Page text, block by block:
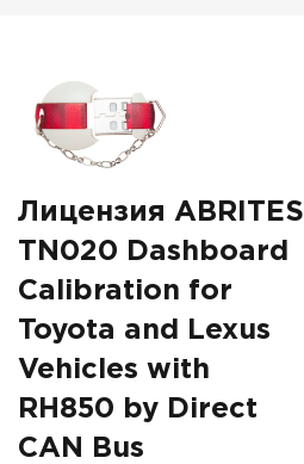
Лицензия ABRITES
TN020 Dashboard
Calibration for
Toyota and Lexus
Vehicles with
RH850 by Direct
CAN Bus